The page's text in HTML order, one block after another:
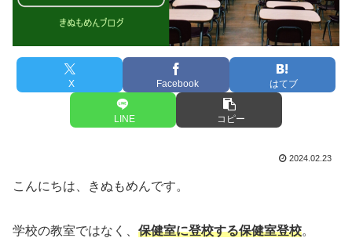
X Facebook はてブ
LINE コピー
2024.02.23
こんにちは、きぬもめんです。
学校の教室ではなく、 保健室に登校する保健室登校。